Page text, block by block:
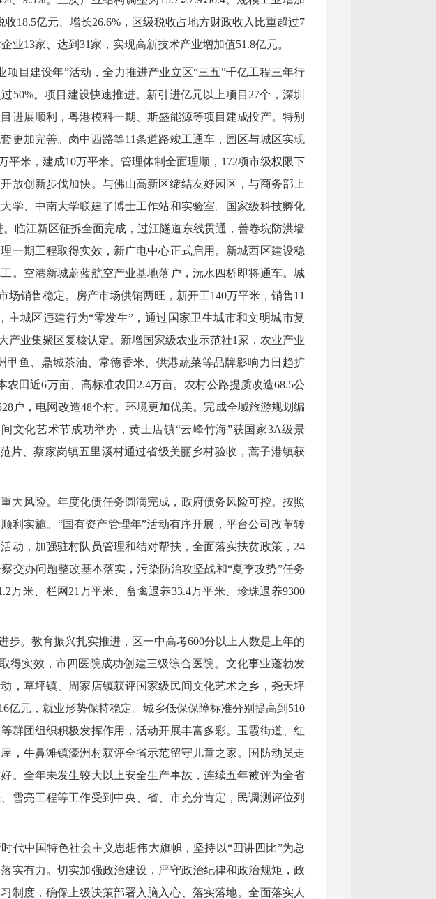
18.5亿元、增长26.6%，区级税收占地方财政收入比重超过7
13家、达到31家，实现高新技术产业增加值51.8亿元。
目建设年”活动，全力推进产业立区“三五”千亿工程三年行
50%。项目建设快速推进。新引进亿元以上项目27个，深圳
进展顺利，粤港模科一期、斯盛能源等项目建成投产。特别
更加完善。岗中西路等11条道路竣工通车，园区与城区实现
米，建成10万平米。管理体制全面理顺，172项市级权限下
放创新步伐加快。与佛山高新区缔结友好园区，与商务部上
学、中南大学联建了博士工作站和实验室。国家级科技孵化
临江新区征拆全面完成，过江隧道东线贯通，善卷垸防洪墙
一期工程取得实效，新广电中心正式启用。新城西区建设稳
。空港新城蔚蓝航空产业基地落户，沅水四桥即将通车。城
销售稳定。房产市场供销两旺，新开工140万平米，销售11
城区违建行为“零发生”，通过国家卫生城市和文明城市复
业集聚区复核认定。新增国家级农业示范社1家，农业产业
鱼、鼎城茶油、常德香米、供港蔬菜等品牌影响力日趋扩
田近6万亩、高标准农田2.4万亩。农村公路提质改造68.5公
户，电网改造48个村。环境更加优美。完成全域旅游规划编
文化艺术节成功举办，黄土店镇“云峰竹海”获国家3A级景
片、蔡家岗镇五里溪村通过省级美丽乡村验收，蒿子港镇获
大风险。年度化债任务圆满完成，政府债务风险可控。按照
利实施。“国有资产管理年”活动有序开展，平台公司改革转
动，加强驻村队员管理和结对帮扶，全面落实扶贫政策，24
交办问题整改基本落实，污染防治攻坚战和“夏季攻势”任务
万米、栏网21万平米、畜禽退养33.4万平米、珍珠退养9300
。教育振兴扎实推进，区一中高考600分以上人数是上年的
得实效，市四医院成功创建三级综合医院。文化事业蓬勃发
，草坪镇、周家店镇获评国家级民间文化艺术之乡，尧天坪
元，就业形势保持稳定。城乡低保保障标准分别提高到510
群团组织积极发挥作用，活动开展丰富多彩。玉霞街道、红
，牛鼻滩镇濠洲村获评全省示范留守儿童之家。国防动员走
。全年未发生较大以上安全生产事故，连续五年被评为全省
雪亮工程等工作受到中央、省、市充分肯定，民调测评位列
代中国特色社会主义思想伟大旗帜，坚持以“四讲四比”为总
实有力。切实加强政治建设，严守政治纪律和政治规矩，政
制度，确保上级决策部署入脑入心、落实落地。全面落实人